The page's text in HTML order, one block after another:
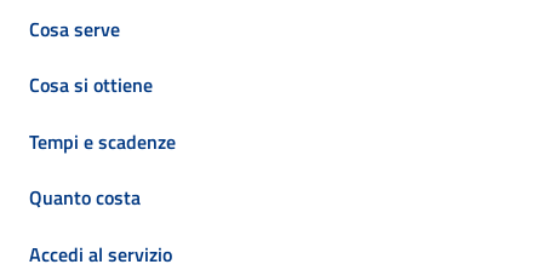
Cosa serve
Cosa si ottiene
Tempi e scadenze
Quanto costa
Accedi al servizio